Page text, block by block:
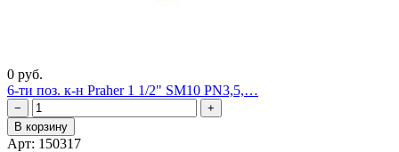
0 руб.
6-ти поз. к-н Praher 1 1/2" SM10 PN3,5,…
−
+
В корзину
Арт: 150317